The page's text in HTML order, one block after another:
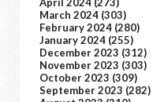
March 2024 (303)
February 2024 (280)
January 2024 (255)
December 2023 (312)
November 2023 (303)
October 2023 (309)
September 2023 (282)